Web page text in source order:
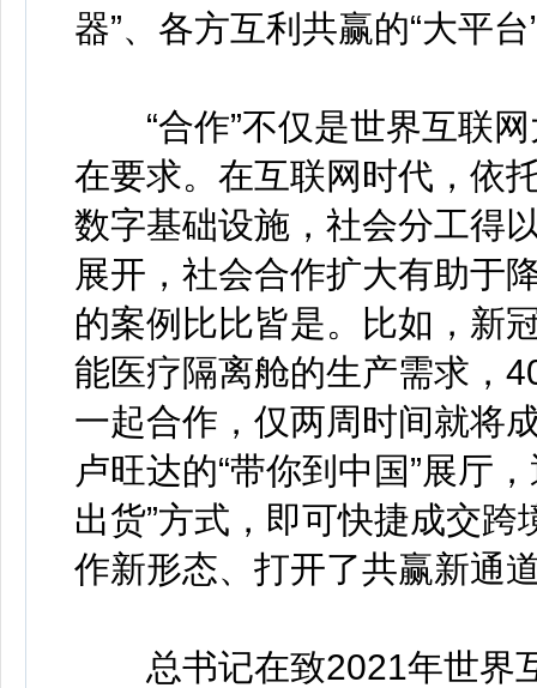
器”、各方互利共赢的“大平台
“合作”不仅是世界互联网
在要求。在互联网时代，依
数字基础设施，社会分工得
展开，社会合作扩大有助于
的案例比比皆是。比如，新
能医疗隔离舱的生产需求，
一起合作，仅两周时间就将
卢旺达的“带你到中国”展厅
出货”方式，即可快捷成交
作新形态、打开了共赢新通
总书记在致2021年世界